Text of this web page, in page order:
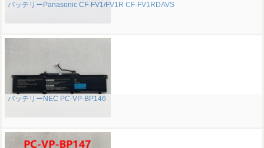
バッテリーPanasonic CF-FV1/FV1R CF-FV1RDAVS
バッテリーNEC PC-VP-BP146